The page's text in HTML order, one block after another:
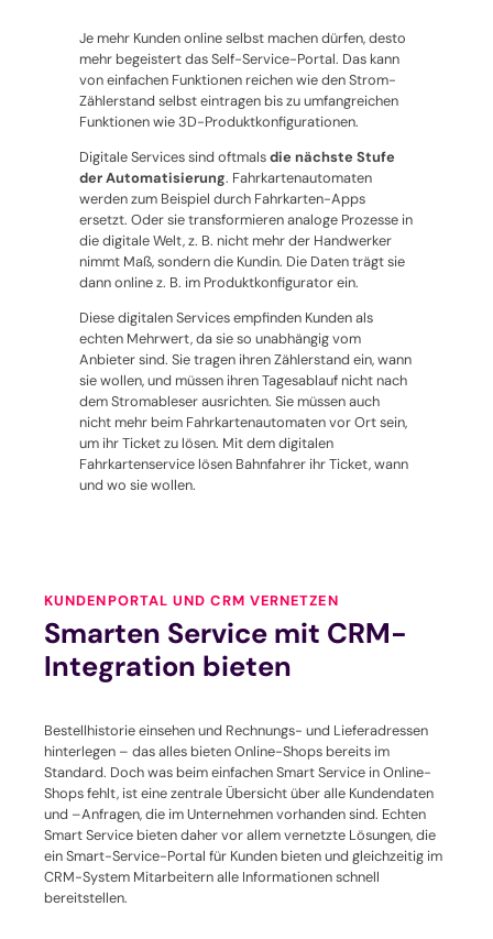
Je mehr Kunden online selbst machen dürfen, desto
mehr begeistert das Self-Service-Portal. Das kann
von einfachen Funktionen reichen wie den Strom-
Zählerstand selbst eintragen bis zu umfangreichen
Funktionen wie 3D-Produktkonfigurationen.
Digitale Services sind oftmalsdie nächste Stufe
der Automatisierung. Fahrkartenautomaten
werden zum Beispiel durch Fahrkarten-Apps
ersetzt. Oder sie transformieren analoge Prozesse in
die digitale Welt, z. B. nicht mehr der Handwerker
nimmt Maß, sondern die Kundin. Die Daten trägt sie
dann online z. B. im Produktkonfigurator ein.
Diese digitalen Services empfinden Kunden als
echten Mehrwert, da sie so unabhängig vom
Anbieter sind. Sie tragen ihren Zählerstand ein, wann
sie wollen, und müssen ihren Tagesablauf nicht nach
dem Stromableser ausrichten. Sie müssen auch
nicht mehr beim Fahrkartenautomaten vor Ort sein,
um ihr Ticket zu lösen. Mit dem digitalen
Fahrkartenservice lösen Bahnfahrer ihr Ticket, wann
und wo sie wollen.
KUNDENPORTAL UND CRM VERNETZEN
Smarten Service mit CRM-
Integration bieten
Bestellhistorie einsehen und Rechnungs- und Lieferadressen
hinterlegen – das alles bieten Online-Shops bereits im
Standard. Doch was beim einfachen Smart Service in Online-
Shops fehlt, ist eine zentrale Übersicht über alle Kundendaten
und –Anfragen, die im Unternehmen vorhanden sind. Echten
Smart Service bieten daher vor allem vernetzte Lösungen, die
ein Smart-Service-Portal für Kunden bieten und gleichzeitig im
CRM-System Mitarbeitern alle Informationen schnell
bereitstellen.